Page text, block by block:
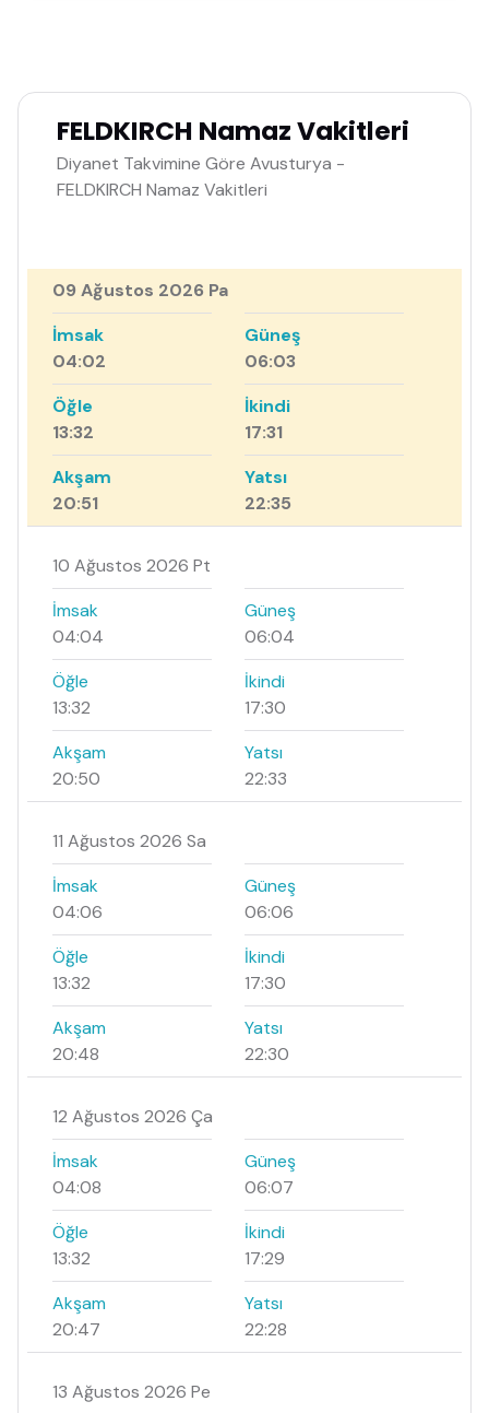
FELDKIRCH Namaz Vakitleri
Diyanet Takvimine Göre Avusturya -
FELDKIRCH Namaz Vakitleri
09 Ağustos 2026 Pa
İmsak
04:02
Güneş
06:03
Öğle
13:32
İkindi
17:31
Akşam
20:51
Yatsı
22:35
10 Ağustos 2026 Pt
İmsak
04:04
Güneş
06:04
Öğle
13:32
İkindi
17:30
Akşam
20:50
Yatsı
22:33
11 Ağustos 2026 Sa
İmsak
04:06
Güneş
06:06
Öğle
13:32
İkindi
17:30
Akşam
20:48
Yatsı
22:30
12 Ağustos 2026 Ça
İmsak
04:08
Güneş
06:07
Öğle
13:32
İkindi
17:29
Akşam
20:47
Yatsı
22:28
13 Ağustos 2026 Pe